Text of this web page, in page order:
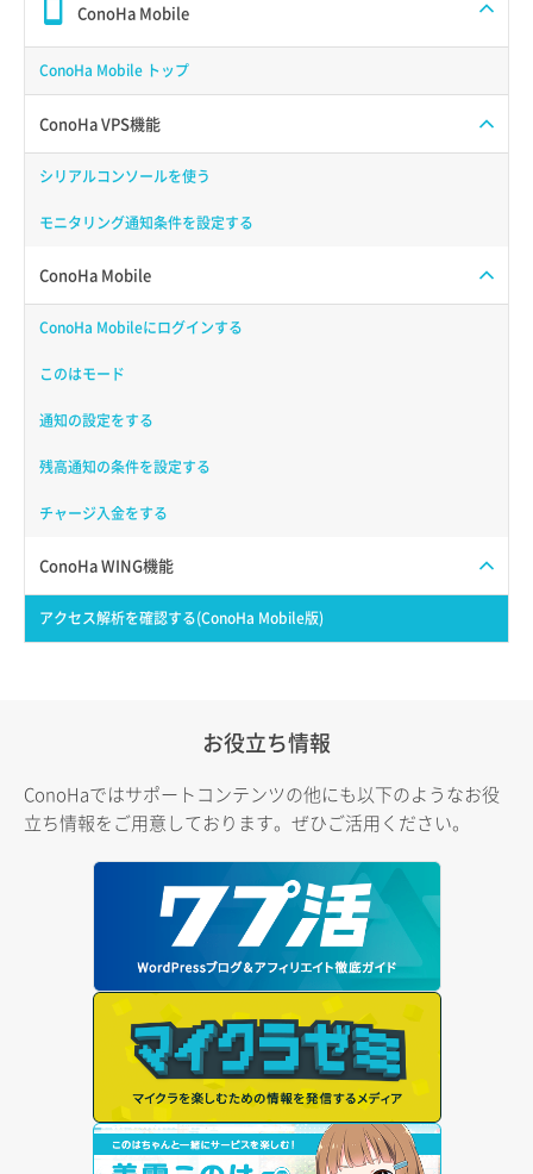
ConoHa Mobile
ConoHa Mobile トップ
ConoHa VPS機能
シリアルコンソールを使う
モニタリング通知条件を設定する
ConoHa Mobile
ConoHa Mobileにログインする
このはモード
通知の設定をする
残高通知の条件を設定する
チャージ入金をする
ConoHa WING機能
アクセス解析を確認する(ConoHa Mobile版)
お役立ち情報
ConoHaではサポートコンテンツの他にも以下のようなお役
立ち情報をご用意しております。ぜひご活用ください。